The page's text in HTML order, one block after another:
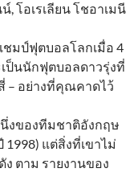
โอเรเลียน โชอาเมนี
มป์ฟุตบอลโลกเมื่อ 4
ป็นนักฟุตบอลดาวรุ่งที่
– อย่างที่คุณคาดไว้
งของทีมชาติอังกฤษ
แต่สิ่งที่เขาไม่
ตาม รายงานของ